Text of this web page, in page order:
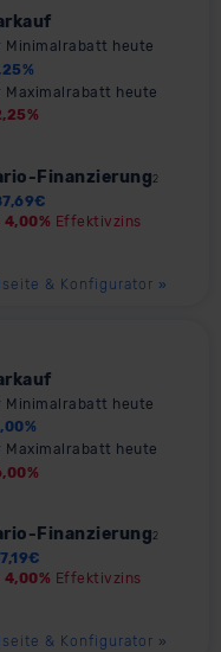
Minimalrabatt heute
%
Maximalrabatt heute
%
Finanzierung 2
€
4,00% Effektivzins
& Konfigurator »
Minimalrabatt heute
%
Maximalrabatt heute
%
Finanzierung2
€
4,00% Effektivzins
& Konfigurator »